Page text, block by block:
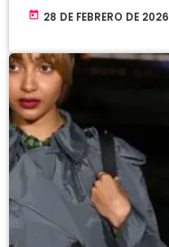
today 28 DE FEBRERO DE 2026